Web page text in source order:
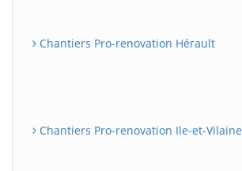
Chantiers Pro-renovation Hérault
Chantiers Pro-renovation Ile-et-Vilaine